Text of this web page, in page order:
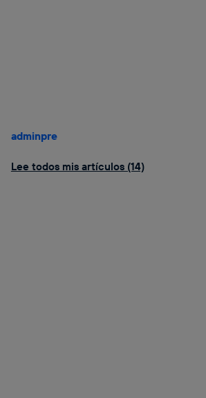
adminpre
Lee todos mis artículos (14)